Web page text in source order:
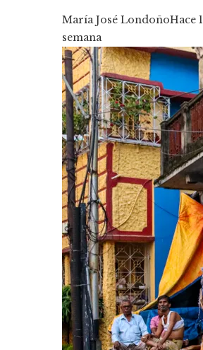
María José LondoñoHace 1
semana